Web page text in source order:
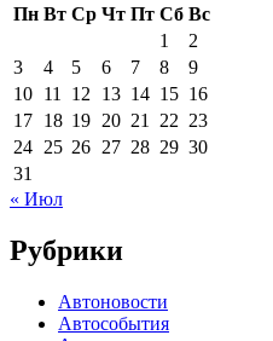
Пн Вт Ср Чт Пт Сб Вс
1
2
3
4 5 6 7 8
9
10 11 12 13 14 15 16
17 18 19 20 21 22 23
24 25 26 27 28 29 30
31
« Июл
Рубрики
Автоновости
Автособытия